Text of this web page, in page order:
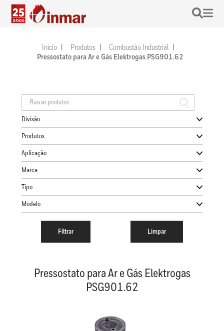
Início Produtos
Combustão Industrial
Pressostato para Ar e Gás Elektrogas PSG901.62
Divisão
Produtos
Aplicação
Marca
Tipo
Modelo
Pressostato para Ar e Gás Elektrogas
PSG901.62